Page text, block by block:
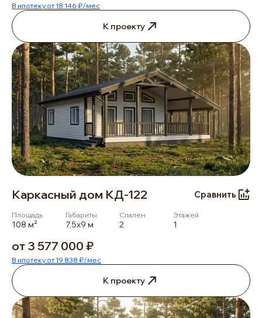
В ипотеку от 18 146 ₽/мес
К проекту
Каркасный дом КД-122 Сравнить
Площадь
108 м²
Габариты
7,5х9 м
Спален
2
Этажей
1
от 3 577 000 ₽
В ипотеку от 19 838 ₽/мес
К проекту